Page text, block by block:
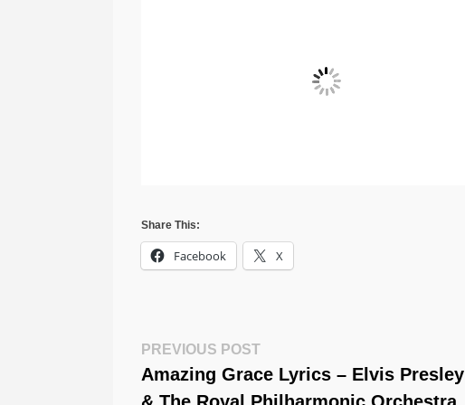
Share This:
Facebook X
Post
Navigation
PREVIOUS POSTPrevious
Post:
Amazing Grace Lyrics – Elvis Presley
& The Royal Philharmonic Orchestra